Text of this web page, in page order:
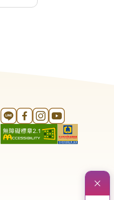
Line 官方帳號
FB 官方帳號
Instagram 官方帳號
YouTube 官方帳號